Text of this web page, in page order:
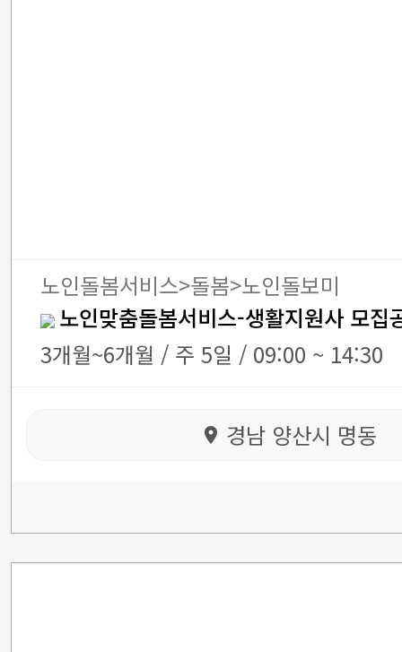
노인돌봄서비스>돌봄>노인돌보미
노인맞춤돌봄서비스-생활지원사 모집
3개월~6개월 / 주 5일 / 09:00 ~ 14:30
경남 양산시 명동